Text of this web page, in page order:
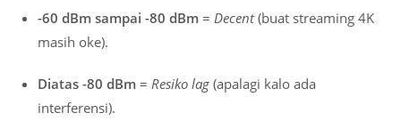
-60 dBm sampai -80 dBm = Decent(buat streaming 4K
masih oke).
Diatas -80 dBm = Resiko lag (apalagi kalo ada
interferensi).